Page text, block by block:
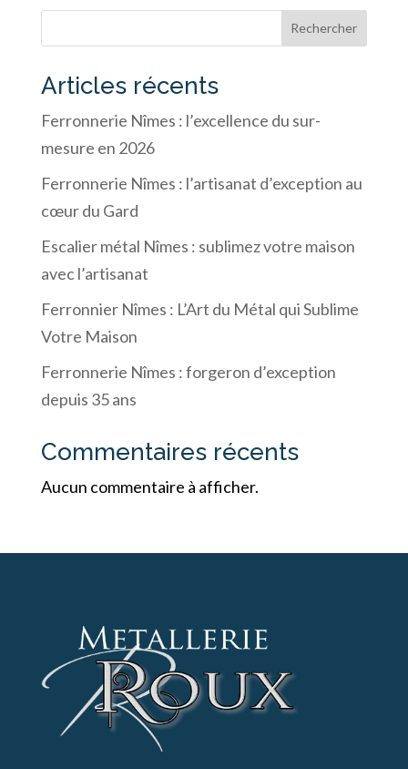
Rechercher
Articles récents
Ferronnerie Nîmes : l’excellence du sur-
mesure en 2026
Ferronnerie Nîmes : l’artisanat d’exception au
cœur du Gard
Escalier métal Nîmes : sublimez votre maison
avec l’artisanat
Ferronnier Nîmes : L’Art du Métal qui Sublime
Votre Maison
Ferronnerie Nîmes : forgeron d’exception
depuis 35 ans
Commentaires récents
Aucun commentaire à afficher.